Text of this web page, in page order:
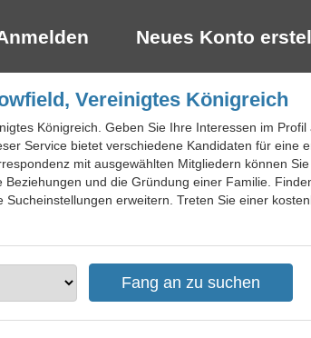
Neues Konto
Vereinigtes Königreich
Königreich. Geben Sie Ihre Interessen im Profil
Service bietet verschiedene Kandidaten für eine
mit ausgewählten Mitgliedern können
und die Gründung einer Familie.
erweitern. Treten Sie einer